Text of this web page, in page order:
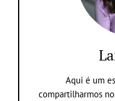
Aqui é um
compartilharmos